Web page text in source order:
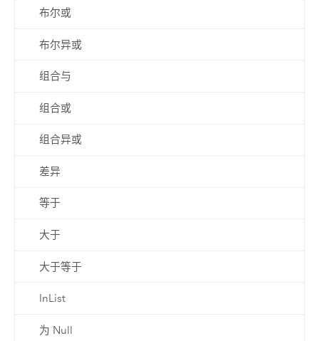
布尔或
布尔异或
组合与
组合或
组合异或
差异
等于
大于
大于等于
InList
为 Null